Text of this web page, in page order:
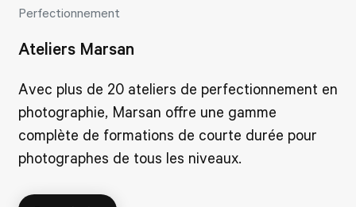
Perfectionnement
Ateliers Marsan
Avec plus de 20 ateliers de perfectionnement en
photographie, Marsan offre une gamme
complète de formations de courte durée pour
photographes de tous les niveaux.